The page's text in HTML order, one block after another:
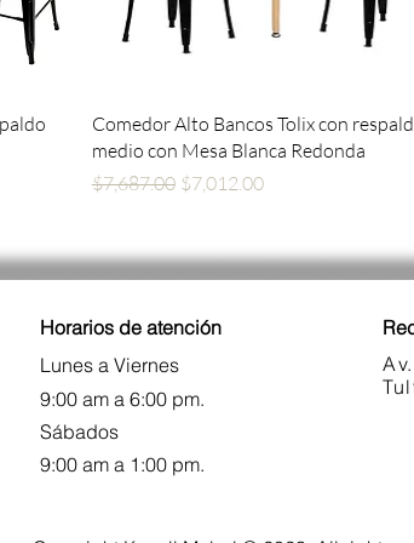
Vista rápida
Comedor Alto Bancos Tolix con
medio con Mesa Blanca Redonda
Precio
$7,687.00 Precio de oferta
$7,012.00
Horarios de atención
Lunes a Viernes
9:00 am a 6:00 pm.
Sábados
9:00 am a 1:00 pm.